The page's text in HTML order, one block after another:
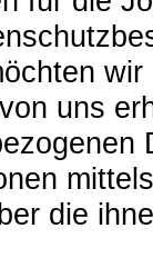
uns
die